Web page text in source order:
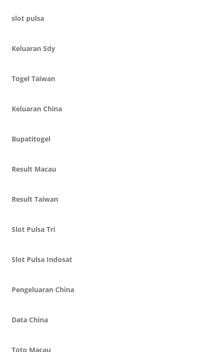
slot pulsa
Keluaran Sdy
Togel Taiwan
Keluaran China
Bupatitogel
Result Macau
Result Taiwan
Slot Pulsa Tri
Slot Pulsa Indosat
Pengeluaran China
Data China
Toto Macau